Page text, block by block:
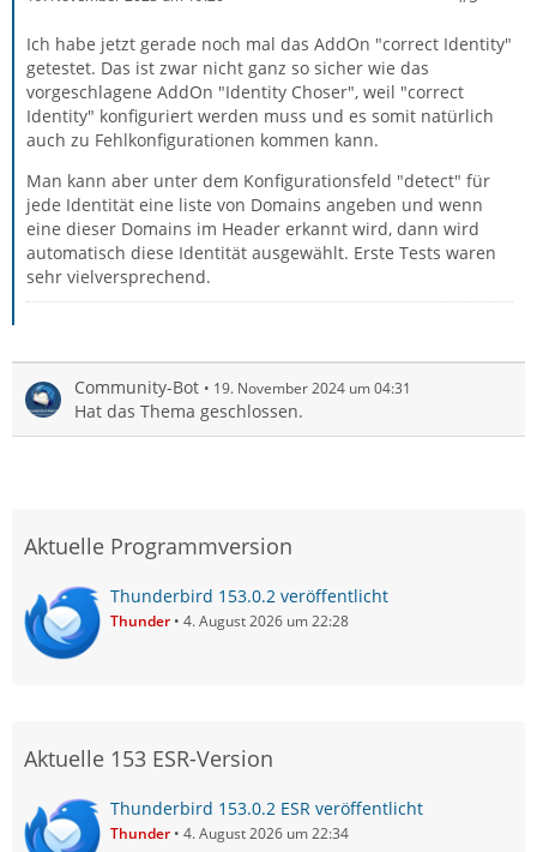
Ich habe jetzt gerade noch mal das AddOn "correct Identity"
getestet. Das ist zwar nicht ganz so sicher wie das
vorgeschlagene AddOn "Identity Choser", weil "correct
Identity" konfiguriert werden muss und es somit natürlich
auch zu Fehlkonfigurationen kommen kann.
Man kann aber unter dem Konfigurationsfeld "detect" für
jede Identität eine liste von Domains angeben und wenn
eine dieser Domains im Header erkannt wird, dann wird
automatisch diese Identität ausgewählt. Erste Tests waren
sehr vielversprechend.
Community-Bot 19. November 2024 um 04:31
Hat das Thema geschlossen.
Aktuelle Programmversion
Thunderbird 153.0.2 veröffentlicht
Thunder 4. August 2026 um 22:28
Aktuelle 153 ESR-Version
Thunderbird 153.0.2 ESR veröffentlicht
Thunder 4. August 2026 um 22:34